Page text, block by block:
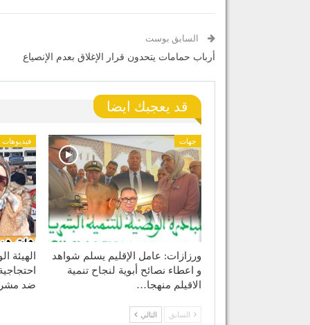
السابق بوست
أرباب حمامات يتحدون قرار الإغلاق بعدم الإنصياع
قد يعجبك ايضا
جهات
ورزازات: عامل الإقليم يسلم شواهد
و اعطاء نصائح أبوية لنجاح تنمية
الاقيلم منهجا…
فيديوهات
الهيئة
ضد
السابق التالي